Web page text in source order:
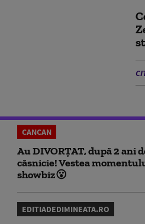
CANCAN
Au DIVORȚAT, după 2 ani
căsnicie! Vestea
showbiz😮
EDITIADEDIMINEATA.RO